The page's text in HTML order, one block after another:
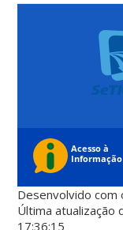
Desenvolvido
Última
17:36:15